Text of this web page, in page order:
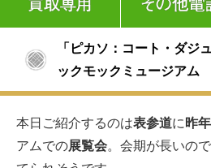
「ピカソ：コート・ダジ
ックモックミュージアム
本日ご紹介するのは表参道に 昨
アムでの展覧会。会期が長いの